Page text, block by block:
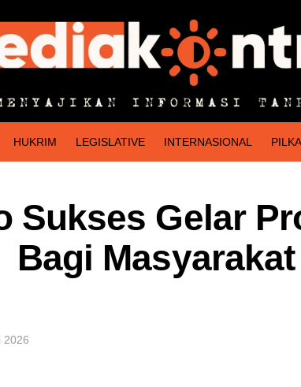
HUKRIM LEGISLATIVE INTERNASIONAL
Sukses Gelar
Bagi
2026